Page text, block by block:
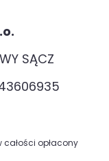
SĄCZ
całości opłacony